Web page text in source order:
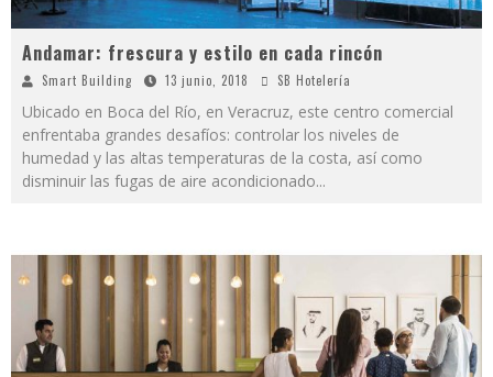
Andamar: frescura y estilo en cada rincón
Smart Building 13 junio, 2018 SB Hotelería
Ubicado en Boca del Río, en Veracruz, este centro comercial
enfrentaba grandes desafíos: controlar los niveles de
humedad y las altas temperaturas de la costa, así como
disminuir las fugas de aire acondicionado...